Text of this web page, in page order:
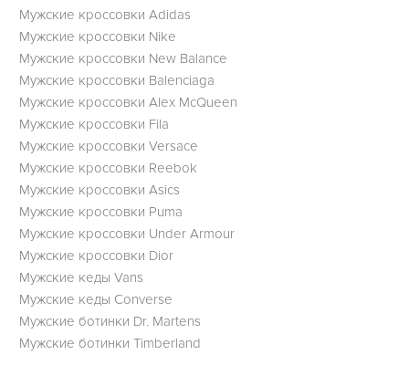
Мужские кроссовки Adidas
Мужские кроссовки Nike
Мужские кроссовки New Balance
Мужские кроссовки Balenciaga
Мужские кроссовки Alex McQueen
Мужские кроссовки Fila
Мужские кроссовки Versace
Мужские кроссовки Reebok
Мужские кроссовки Asics
Мужские кроссовки Puma
Мужские кроссовки Under Armour
Мужские кроссовки Dior
Мужские кеды Vans
Мужские кеды Converse
Мужские ботинки Dr. Martens
Мужские ботинки Timberland